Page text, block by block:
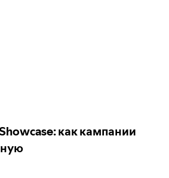
как кампании